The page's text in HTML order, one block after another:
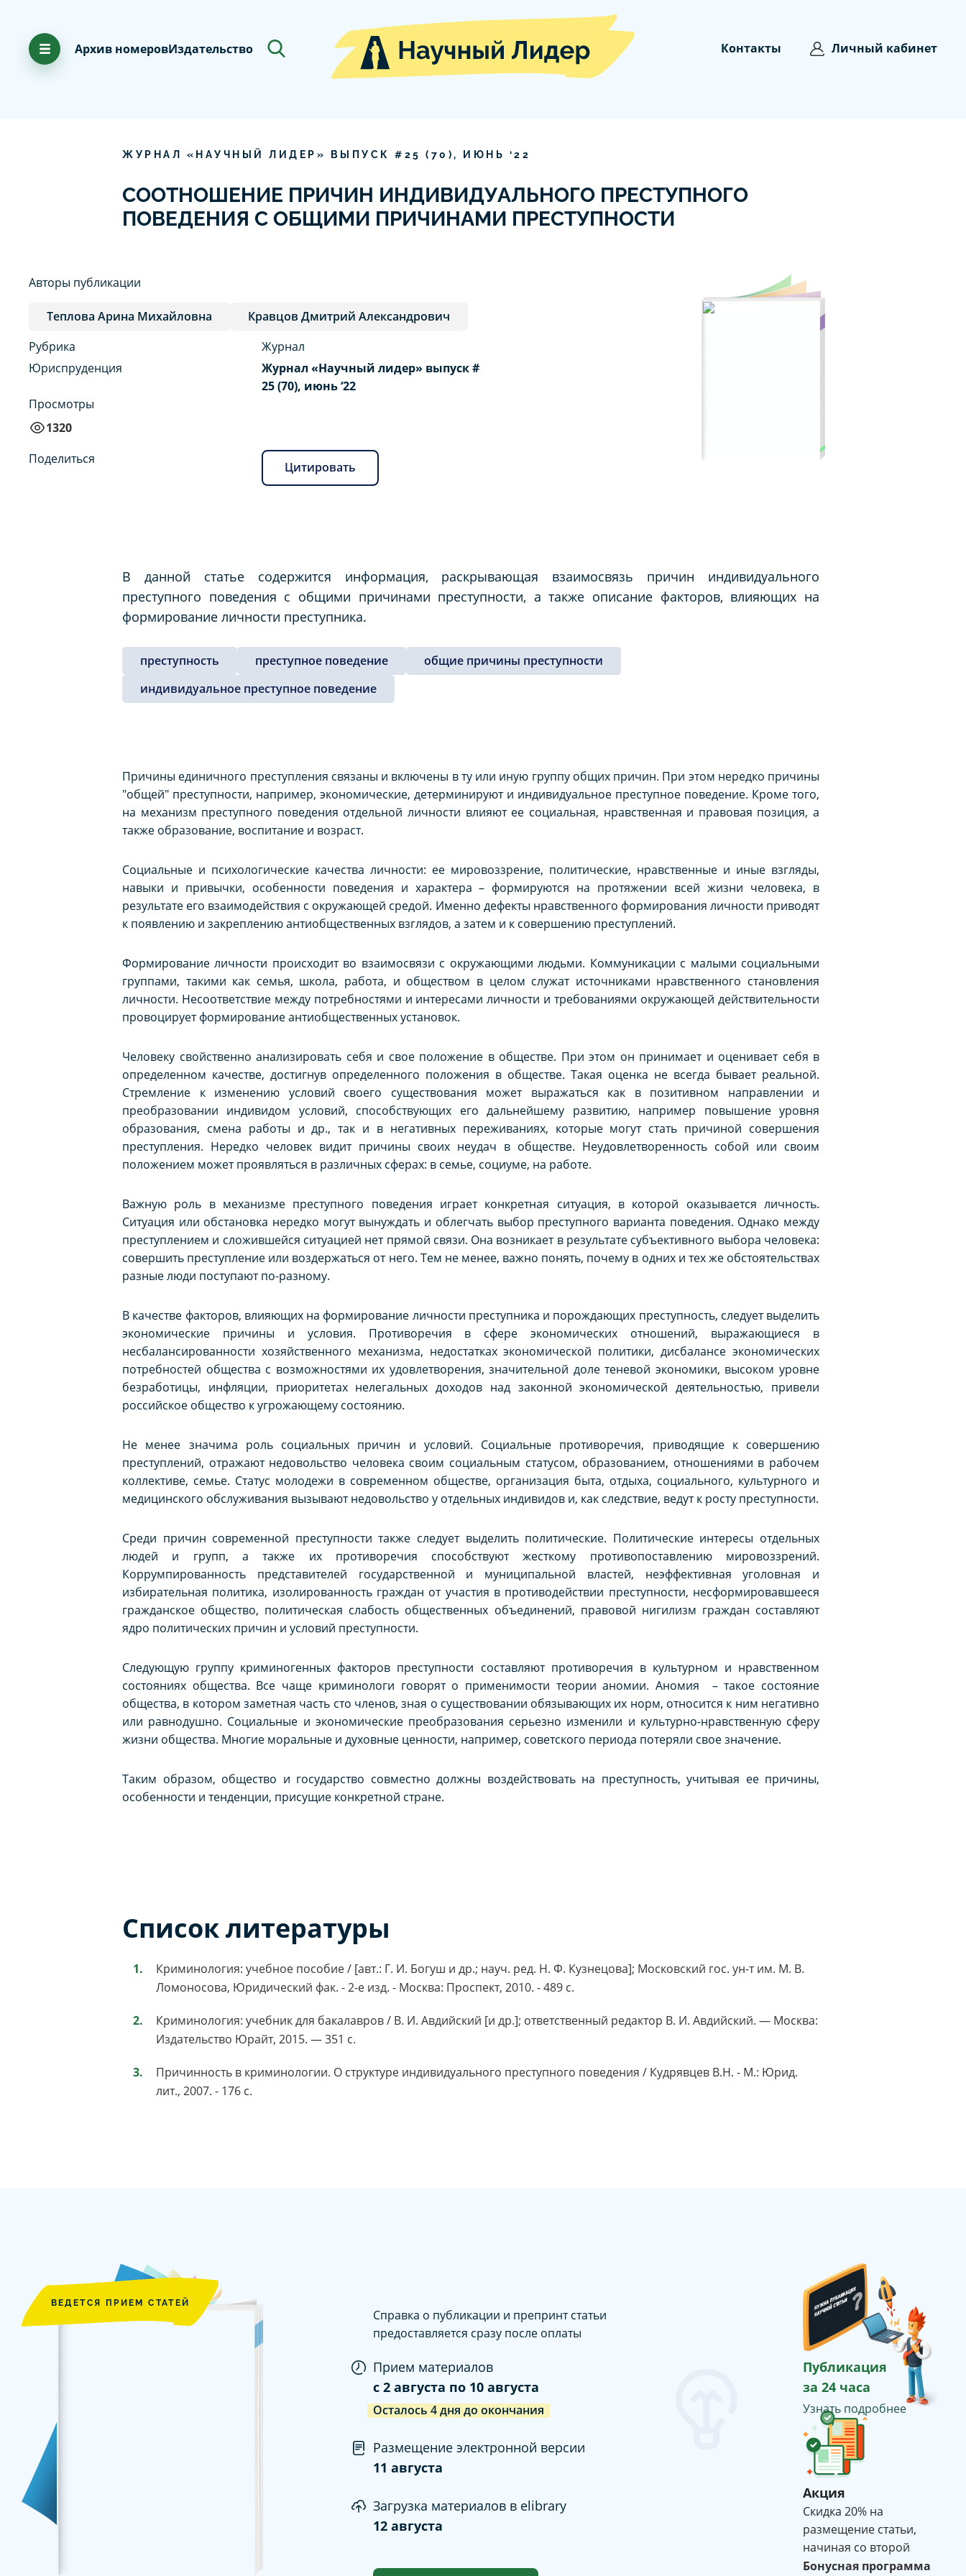
Архив номеровИздательство Контакты Личный кабинет
ЖУРНАЛ «НАУЧНЫЙ ЛИДЕР» ВЫПУСК # 25 ( 70 ), ИЮНЬ ‘22
СООТНОШЕНИЕ ПРИЧИН ИНДИВИДУАЛЬНОГО ПРЕСТУПНОГО
ПОВЕДЕНИЯ С ОБЩИМИ ПРИЧИНАМИ ПРЕСТУПНОСТИ
Авторы публикации
Теплова Арина Михайловна
Кравцов Дмитрий Александрович
Рубрика
Юриспруденция
Просмотры
1320
Журнал
Журнал «Научный лидер» выпуск #
25 (70), июнь ‘22
Поделиться
Цитировать
В данной статье содержится информация, раскрывающая взаимосвязь причин индивидуального
преступного поведения с общими причинами преступности, а также описание факторов, влияющих на
формирование личности преступника.
преступность преступное поведение
общие причины преступности
индивидуальное преступное поведение
Причины единичного преступления связаны и включены в ту или иную группу общих причин. При этом нередко причины
"общей" преступности, например, экономические, детерминируют и индивидуальное преступное поведение. Кроме того,
на механизм преступного поведения отдельной личности влияют ее социальная, нравственная и правовая позиция, а
также образование, воспитание и возраст.
Социальные и психологические качества личности: ее мировоззрение, политические, нравственные и иные взгляды,
навыки и привычки, особенности поведения и характера – формируются на протяжении всей жизни человека, в
результате его взаимодействия с окружающей средой. Именно дефекты нравственного формирования личности приводят
к появлению и закреплению антиобщественных взглядов, а затем и к совершению преступлений.
Формирование личности происходит во взаимосвязи с окружающими людьми. Коммуникации с малыми социальными
группами, такими как семья, школа, работа, и обществом в целом служат источниками нравственного становления
личности. Несоответствие между потребностями и интересами личности и требованиями окружающей действительности
провоцирует формирование антиобщественных установок.
Человеку свойственно анализировать себя и свое положение в обществе. При этом он принимает и оценивает себя в
определенном качестве, достигнув определенного положения в обществе. Такая оценка не всегда бывает реальной.
Стремление к изменению условий своего существования может выражаться как в позитивном направлении и
преобразовании индивидом условий, способствующих его дальнейшему развитию, например повышение уровня
образования, смена работы и др., так и в негативных переживаниях, которые могут стать причиной совершения
преступления. Нередко человек видит причины своих неудач в обществе. Неудовлетворенность собой или своим
положением может проявляться в различных сферах: в семье, социуме, на работе.
Важную роль в механизме преступного поведения играет конкретная ситуация, в которой оказывается личность.
Ситуация или обстановка нередко могут вынуждать и облегчать выбор преступного варианта поведения. Однако между
преступлением и сложившейся ситуацией нет прямой связи. Она возникает в результате субъективного выбора человека:
совершить преступление или воздержаться от него. Тем не менее, важно понять, почему в одних и тех же обстоятельствах
разные люди поступают по-разному.
В качестве факторов, влияющих на формирование личности преступника и порождающих преступность, следует выделить
экономические причины и условия. Противоречия в сфере экономических отношений, выражающиеся в
несбалансированности хозяйственного механизма, недостатках экономической политики, дисбалансе экономических
потребностей общества с возможностями их удовлетворения, значительной доле теневой экономики, высоком уровне
безработицы, инфляции, приоритетах нелегальных доходов над законной экономической деятельностью, привели
российское общество к угрожающему состоянию.
Не менее значима роль социальных причин и условий. Социальные противоречия, приводящие к совершению
преступлений, отражают недовольство человека своим социальным статусом, образованием, отношениями в рабочем
коллективе, семье. Статус молодежи в современном обществе, организация быта, отдыха, социального, культурного и
медицинского обслуживания вызывают недовольство у отдельных индивидов и, как следствие, ведут к росту преступности.
Среди причин современной преступности также следует выделить политические. Политические интересы отдельных
людей и групп, а также их противоречия способствуют жесткому противопоставлению мировоззрений.
Коррумпированность представителей государственной и муниципальной властей, неэффективная уголовная и
избирательная политика, изолированность граждан от участия в противодействии преступности, несформировавшееся
гражданское общество, политическая слабость общественных объединений, правовой нигилизм граждан составляют
ядро политических причин и условий преступности.
Следующую группу криминогенных факторов преступности составляют противоречия в культурном и нравственном
состояниях общества. Все чаще криминологи говорят о применимости теории аномии. Аномия – такое состояние
общества, в котором заметная часть сто членов, зная о существовании обязывающих их норм, относится к ним негативно
или равнодушно. Социальные и экономические преобразования серьезно изменили и культурно-нравственную сферу
жизни общества. Многие моральные и духовные ценности, например, советского периода потеряли свое значение.
Таким образом, общество и государство совместно должны воздействовать на преступность, учитывая ее причины,
особенности и тенденции, присущие конкретной стране.
Список литературы
Криминология: учебное пособие / [авт.: Г. И. Богуш и др.; науч. ред. Н. Ф. Кузнецова]; Московский гос. ун-т им. М. В.
Ломоносова, Юридический фак. - 2-е изд. - Москва: Проспект, 2010. - 489 с.
Криминология: учебник для бакалавров / В. И. Авдийский [и др.]; ответственный редактор В. И. Авдийский. — Москва:
Издательство Юрайт, 2015. — 351 с.
Причинность в криминологии. О структуре индивидуального преступного поведения / Кудрявцев В.Н. - М.: Юрид.
лит., 2007. - 176 c.
ВЕДЕТСЯ ПРИЕМ СТАТЕЙ
Справка о публикации и препринт статьи
предоставляется сразу после оплаты
Прием материалов
c 2 августа по 10 августа
Осталось 4дня до окончания
Размещение электронной версии
11 августа
Загрузка материалов в elibrary
12 августа
Публикация
за 24 часа
Узнать подробнее
Акция
Cкидка 20% на
размещение статьи,
начиная со второй
Бонусная программа